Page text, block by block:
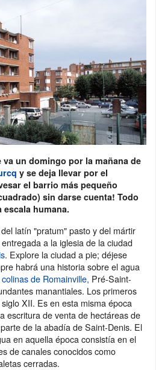
un domingo por la mañana de
y se deja llevar por el
el barrio más pequeño
sin darse cuenta! Todo
escala humana.
latín "pratum" pasto y del mártir
a la iglesia de la ciudad
. Explore la ciudad a pie; déjese
habrá una historia sobre el agua
colinas de Romainville, Pré-Saint-
manantiales. Los primeros
XII. Es en esta misma época
escritura de venta de hectáreas de
de la abadía de Saint-Denis. El
en aquella época consistía en el
de canales conocidos como
cerradas.